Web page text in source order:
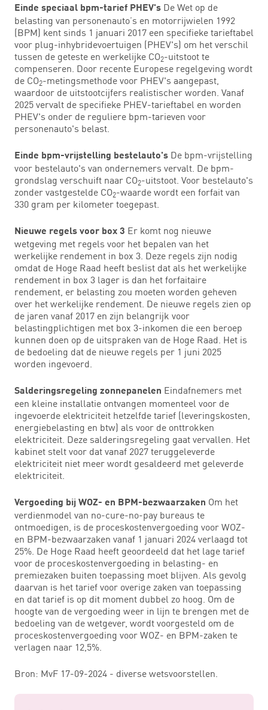
Einde speciaal bpm-tarief PHEV's De Wet op de
belasting van personenauto’s en motorrijwielen 1992
(BPM) kent sinds 1 januari 2017 een specifieke tarieftabel
voor plug-inhybridevoertuigen (PHEV's) om het verschil
tussen de geteste en werkelijke CO2-uitstoot te
compenseren. Door recente Europese regelgeving wordt
de CO2-metingsmethode voor PHEV's aangepast,
waardoor de uitstootcijfers realistischer worden. Vanaf
2025 vervalt de specifieke PHEV-tarieftabel en worden
PHEV's onder de reguliere bpm-tarieven voor
personenauto's belast.
Einde bpm-vrijstelling bestelauto's De bpm-vrijstelling
voor bestelauto's van ondernemers vervalt. De bpm-
grondslag verschuift naar CO2-uitstoot. Voor bestelauto's
zonder vastgestelde CO2-waarde wordt een forfait van
330 gram per kilometer toegepast.
Nieuwe regels voor box 3 Er komt nog nieuwe
wetgeving met regels voor het bepalen van het
werkelijke rendement in box 3. Deze regels zijn nodig
omdat de Hoge Raad heeft beslist dat als het werkelijke
rendement in box 3 lager is dan het forfaitaire
rendement, er belasting zou moeten worden geheven
over het werkelijke rendement. De nieuwe regels zien op
de jaren vanaf 2017 en zijn belangrijk voor
belastingplichtigen met box 3-inkomen die een beroep
kunnen doen op de uitspraken van de Hoge Raad. Het is
de bedoeling dat de nieuwe regels per 1 juni 2025
worden ingevoerd.
Salderingsregeling zonnepanelen Eindafnemers met
een kleine installatie ontvangen momenteel voor de
ingevoerde elektriciteit hetzelfde tarief (leveringskosten,
energiebelasting en btw) als voor de onttrokken
elektriciteit. Deze salderingsregeling gaat vervallen. Het
kabinet stelt voor dat vanaf 2027 teruggeleverde
elektriciteit niet meer wordt gesaldeerd met geleverde
elektriciteit.
Vergoeding bij WOZ- en BPM-bezwaarzaken Om het
verdienmodel van no-cure-no-pay bureaus te
ontmoedigen, is de proceskostenvergoeding voor WOZ-
en BPM-bezwaarzaken vanaf 1 januari 2024 verlaagd tot
25%. De Hoge Raad heeft geoordeeld dat het lage tarief
voor de proceskostenvergoeding in belasting- en
premiezaken buiten toepassing moet blijven. Als gevolg
daarvan is het tarief voor overige zaken van toepassing
en dat tarief is op dit moment dubbel zo hoog. Om de
hoogte van de vergoeding weer in lijn te brengen met de
bedoeling van de wetgever, wordt voorgesteld om de
proceskostenvergoeding voor WOZ- en BPM-zaken te
verlagen naar 12,5%.
Bron: MvF 17-09-2024 - diverse wetsvoorstellen.